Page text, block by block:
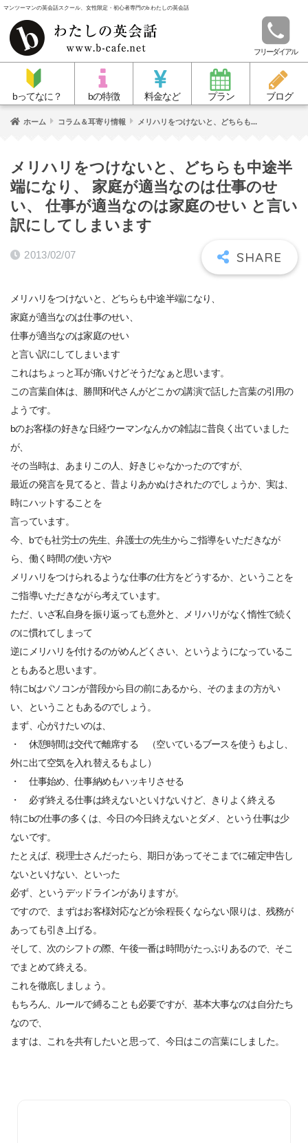
マンツーマンの英会話スクール、女性限定・初心者専門のb わたしの英会話
フリーダイアル
bってなに？ bの特徴 料金など プラン ブログ
ホーム コラム＆耳寄り情報 メリハリをつけないと、どちらも...
メリハリをつけないと、どちらも中途半
端になり、 家庭が適当なのは仕事のせ
い、 仕事が適当なのは家庭のせい と言い
訳にしてしまいます
2013/02/07
メリハリをつけないと、どちらも中途半端になり、
家庭が適当なのは仕事のせい、
仕事が適当なのは家庭のせい
と言い訳にしてしまいます
これはちょっと耳が痛いけどそうだなぁと思います。
この言葉自体は、勝間和代さんがどこかの講演で話した言葉の引用の
ようです。
bのお客様の好きな日経ウーマンなんかの雑誌に昔良く出ていました
が、
その当時は、あまりこの人、好きじゃなかったのですが、
最近の発言を見てると、昔よりあかぬけされたのでしょうか、実は、
時にハットすることを
言っています。
今、bでも社労士の先生、弁護士の先生からご指導をいただきなが
ら、働く時間の使い方や
メリハリをつけられるような仕事の仕方をどうするか、ということを
ご指導いただきながら考えています。
ただ、いざ私自身を振り返っても意外と、メリハリがなく惰性で続く
のに慣れてしまって
逆にメリハリを付けるのがめんどくさい、というようになっているこ
ともあると思います。
特にbはパソコンが普段から目の前にあるから、そのままの方がい
い、ということもあるのでしょう。
まず、心がけたいのは、
・ 休憩時間は交代で離席する （空いているブースを使うもよし、
外に出て空気を入れ替えるもよし）
・ 仕事始め、仕事納めもハッキリさせる
・ 必ず終える仕事は終えないといけないけど、きりよく終える
特にbの仕事の多くは、今日の今日終えないとダメ、という仕事は少
ないです。
たとえば、税理士さんだったら、期日があってそこまでに確定申告し
ないといけない、といった
必ず、というデッドラインがありますが。
ですので、まずはお客様対応などが余程長くならない限りは、残務が
あっても引き上げる。
そして、次のシフトの際、午後一番は時間がたっぷりあるので、そこ
でまとめて終える。
これを徹底しましょう。
もちろん、ルールで縛ることも必要ですが、基本大事なのは自分たち
なので、
ますは、これを共有したいと思って、今日はこの言葉にしました。